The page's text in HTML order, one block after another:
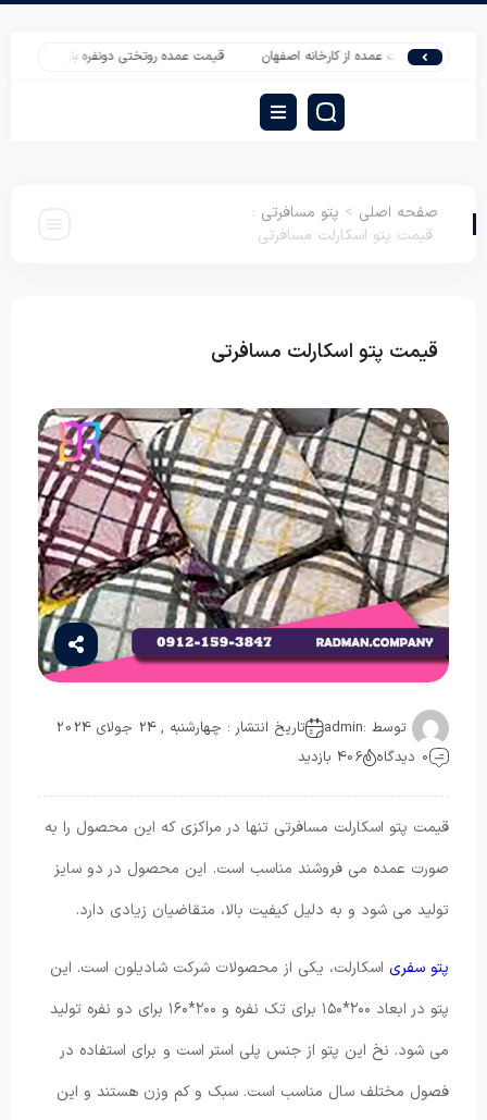
قیمت عمده از کارخانه اصفهان قیمت عمده روتختی دونفره بازار بزرگ تهران
صفحه اصلی > پتو مسافرتی :
قیمت پتو اسکارلت مسافرتی
قیمت پتو اسکارلت مسافرتی
توسط :admin
تاریخ انتشار : چهارشنبه , 24 جولای 2024
0 دیدگاه
406 بازدید
قیمت پتو اسکارلت مسافرتی تنها در مراکزی که این محصول را به
صورت عمده می فروشند مناسب است. این محصول در دو سایز
تولید می شود و به دلیل کیفیت بالا، متقاضیان زیادی دارد.
پتو سفری اسکارلت، یکی از محصولات شرکت شادیلون است. این
پتو در ابعاد ۲۰۰*۱۵۰ برای تک نفره و ۲۰۰*۱۶۰ برای دو نفره تولید
می شود. نخ این پتو از جنس پلی استر است و برای استفاده در
فصول مختلف سال مناسب است. سبک و کم وزن هستند و این